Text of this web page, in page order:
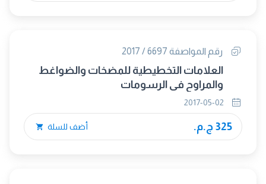
رقم المواصفة 6697 / 2017
العلامات التخطيطية للمضخات والضواغط
والمراوح فى الرسومات
325 ج.م. أضف للسلة